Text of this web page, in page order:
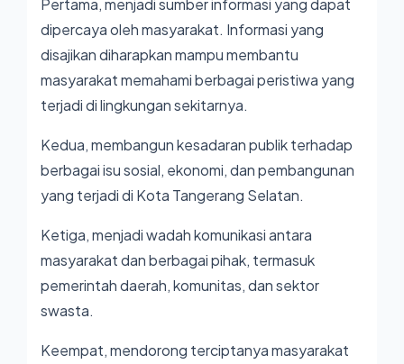
Pertama, menjadi sumber informasi yang dapat
dipercaya oleh masyarakat. Informasi yang
disajikan diharapkan mampu membantu
masyarakat memahami berbagai peristiwa yang
terjadi di lingkungan sekitarnya.
Kedua, membangun kesadaran publik terhadap
berbagai isu sosial, ekonomi, dan pembangunan
yang terjadi di Kota Tangerang Selatan.
Ketiga, menjadi wadah komunikasi antara
masyarakat dan berbagai pihak, termasuk
pemerintah daerah, komunitas, dan sektor
swasta.
Keempat, mendorong terciptanya masyarakat